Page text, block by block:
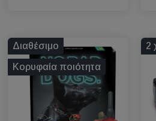
Διαθέσιμο
Κορυφαία ποιότητα
2